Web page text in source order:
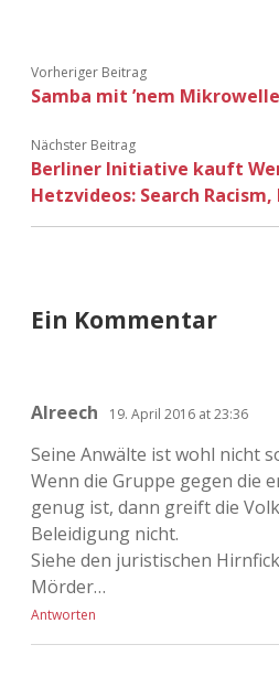
Vorheriger Beitrag
Samba mit ’nem
Nächster Beitrag
Berliner Initiative kauft
Hetzvideos: Search
Ein Kommentar
Alreech 19. April 2016 at 23:36
Seine Anwälte ist wohl nicht
Wenn die Gruppe gegen die
genug ist, dann greift die
Beleidigung nicht.
Siehe den juristischen
Mörder…
Antworten